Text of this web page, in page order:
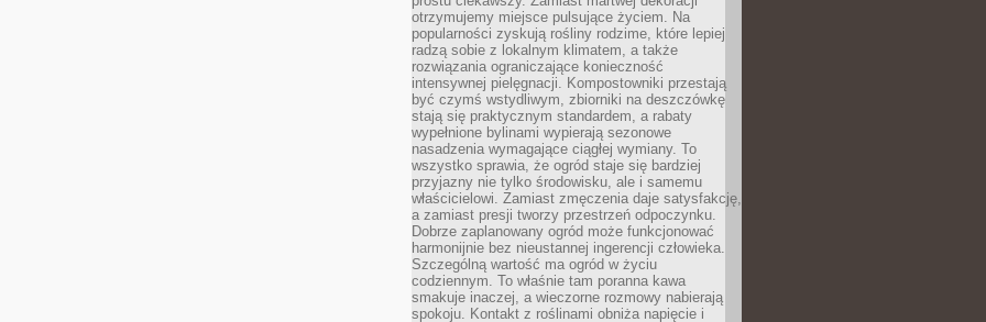
otrzymujemy miejsce pulsujące życiem. Na
popularności zyskują rośliny rodzime, które lepiej
radzą sobie z lokalnym klimatem, a także
rozwiązania ograniczające konieczność
intensywnej pielęgnacji. Kompostowniki przestają
być czymś wstydliwym, zbiorniki na deszczówkę
stają się praktycznym standardem, a rabaty
wypełnione bylinami wypierają sezonowe
nasadzenia wymagające ciągłej wymiany. To
wszystko sprawia, że ogród staje się bardziej
przyjazny nie tylko środowisku, ale i samemu
właścicielowi. Zamiast zmęczenia daje satysfakcję,
a zamiast presji tworzy przestrzeń odpoczynku.
Dobrze zaplanowany ogród może funkcjonować
harmonijnie bez nieustannej ingerencji człowieka.
Szczególną wartość ma ogród w życiu
codziennym. To właśnie tam poranna kawa
smakuje inaczej, a wieczorne rozmowy nabierają
spokoju. Kontakt z roślinami obniża napięcie i